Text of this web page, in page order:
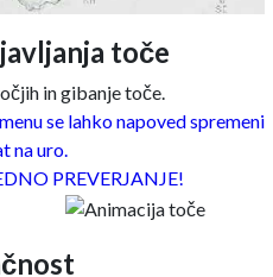
toče
in gibanje toče.
se lahko napoved spremeni
na uro.
PREVERJANJE!